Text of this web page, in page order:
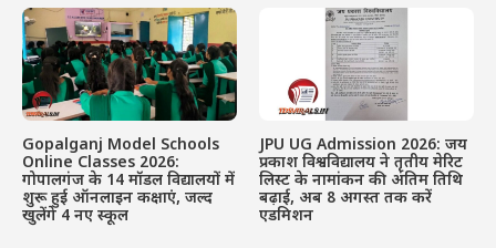
Gopalganj Model Schools
Online Classes 2026:
गोपालगंज के 14 मॉडल विद्यालयों में
शुरू हुई ऑनलाइन कक्षाएं, जल्द
खुलेंगे 4 नए स्कूल
JPU UG Admission 2026: जय
प्रकाश विश्वविद्यालय ने तृतीय मेरिट
लिस्ट के नामांकन की अंतिम तिथि
बढ़ाई, अब 8 अगस्त तक करें
एडमिशन